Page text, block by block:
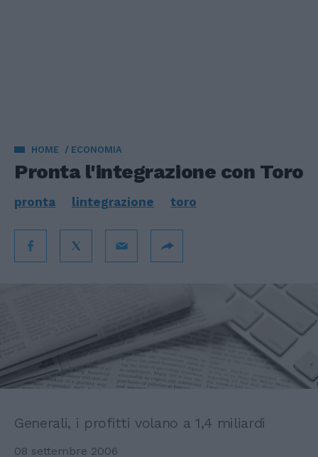
HOME ECONOMIA
Pronta l'integrazione con Toro
pronta lintegrazione toro
Generali, i profitti volano a 1,4 miliardi
08 settembre 2006